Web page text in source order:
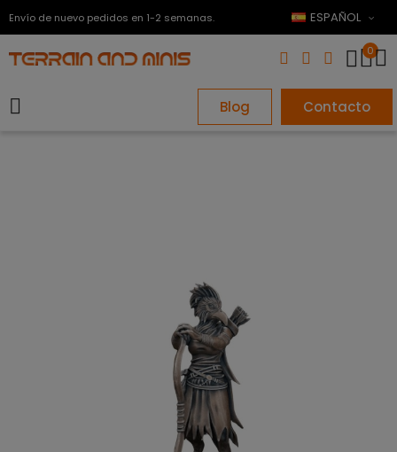
Envío de nuevo pedidos en 1-2 semanas. ESPAÑOL
0
Blog Contacto